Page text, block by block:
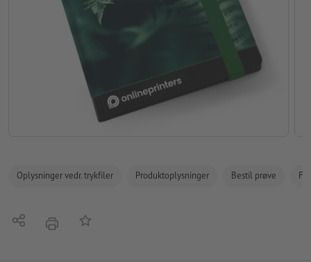
Oplysninger vedr. trykfiler Produktoplysninger Bestil prøve
Del tryk Tilføj til huskelisten